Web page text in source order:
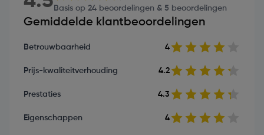
Basis op 24 beoordelingen & 5 beoordelingen
Gemiddelde klantbeoordelingen
Betrouwbaarheid 4
Prijs-kwaliteitverhouding 4.2
Prestaties 4.3
Eigenschappen 4